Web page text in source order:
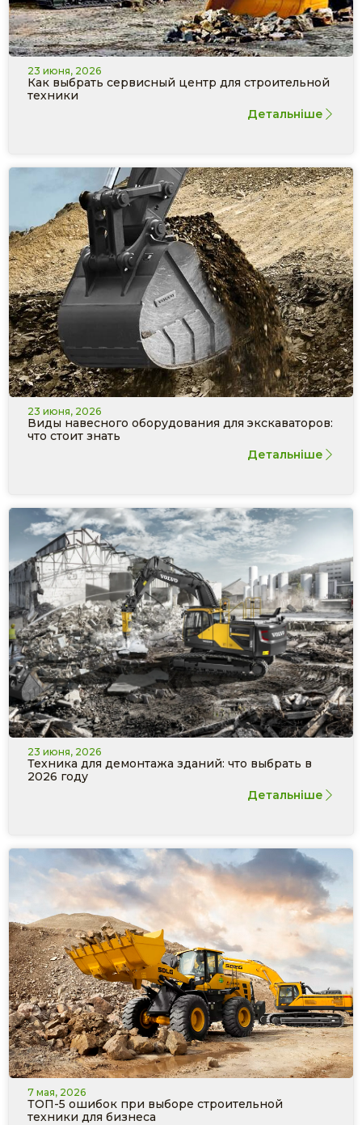
23 июня, 2026
Как выбрать сервисный центр для строительной
техники
Детальніше
23 июня, 2026
Виды навесного оборудования для экскаваторов:
что стоит знать
Детальніше
23 июня, 2026
Техника для демонтажа зданий: что выбрать в
2026 году
Детальніше
7 мая, 2026
ТОП-5 ошибок при выборе строительной
техники для бизнеса